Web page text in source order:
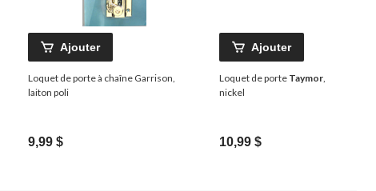
Ajouter
Loquet de porte à chaîne Garrison,
laiton poli
9,99 $
Ajouter
Loquet de porte Taymor,
nickel
10,99 $